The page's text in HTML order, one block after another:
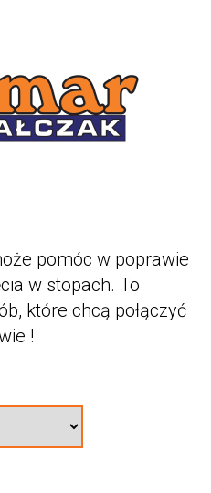
pomóc w poprawie
w stopach. To
które chcą połączyć
!